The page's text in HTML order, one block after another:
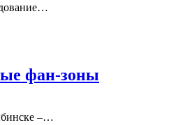
фан-зоны
–…